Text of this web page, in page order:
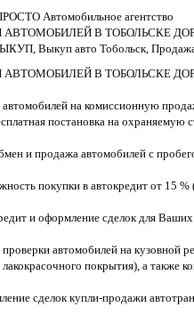
Автомобильное агентство
В ТОБОЛЬСКЕ
Выкуп авто Тобольск,
В ТОБОЛЬСКЕ
на комиссионную
постановка на охраняемую
и продажа автомобилей с
покупки в автокредит от 15
и оформление сделок для
проверки автомобилей на кузовной
покрытия), а также
сделок купли-продажи